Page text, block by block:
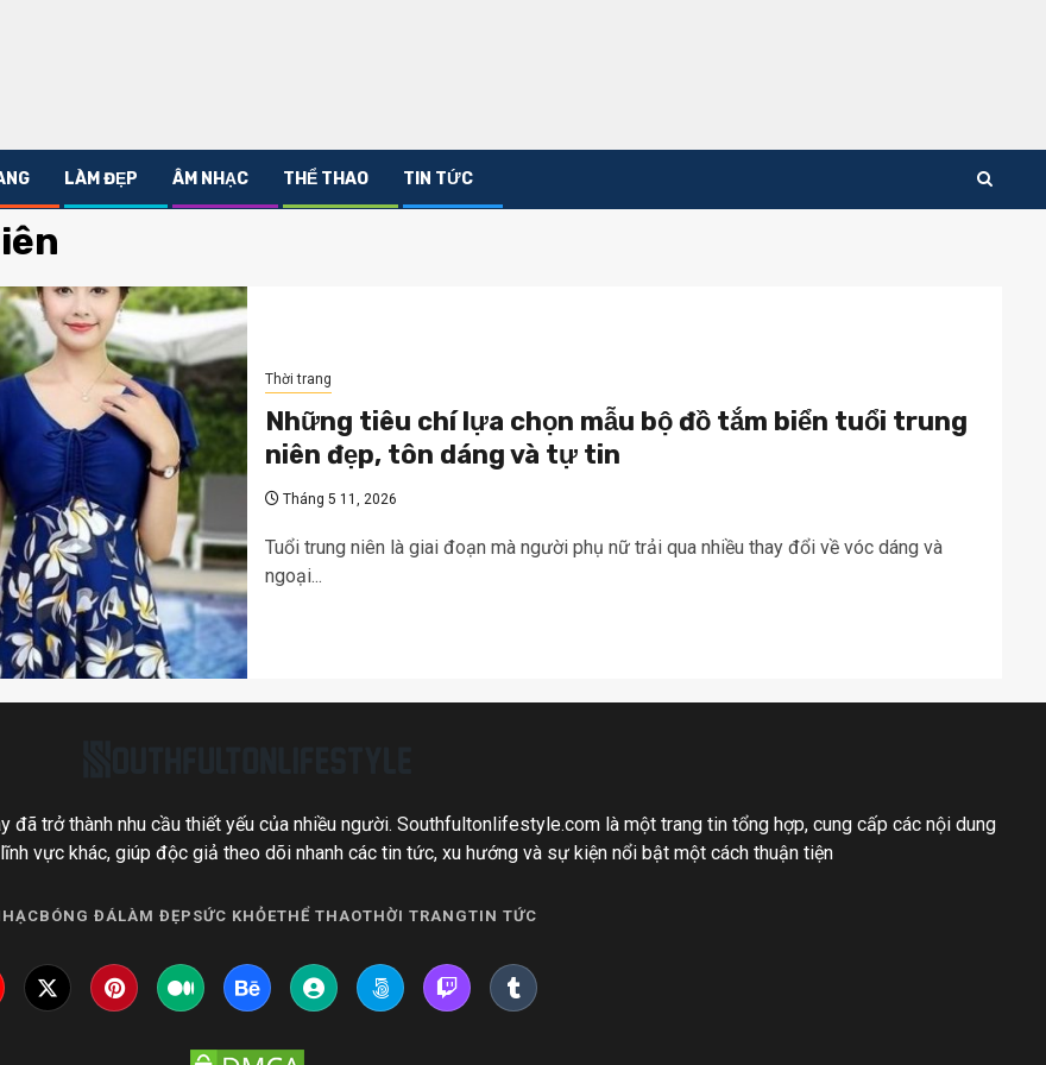
LÀM ĐẸP ÂM NHẠC THỂ THAO TIN TỨC
Thời trang
Những tiêu chí lựa chọn mẫu bộ đồ tắm biển tuổi trung
niên đẹp, tôn dáng và tự tin
Tháng 5 11, 2026
Tuổi trung niên là giai đoạn mà người phụ nữ trải qua nhiều thay đổi về vóc dáng và
ngoại...
đã trở thành nhu cầu thiết yếu của nhiều người. Southfultonlifestyle.com là một trang tin tổng hợp, cung cấp các nội dung
vực khác, giúp độc giả theo dõi nhanh các tin tức, xu hướng và sự kiện nổi bật một cách thuận tiện
BÓNG ĐÁLÀM ĐẸP SỨC KHỎETHỂ THAOTHỜI TRANGTIN TỨC